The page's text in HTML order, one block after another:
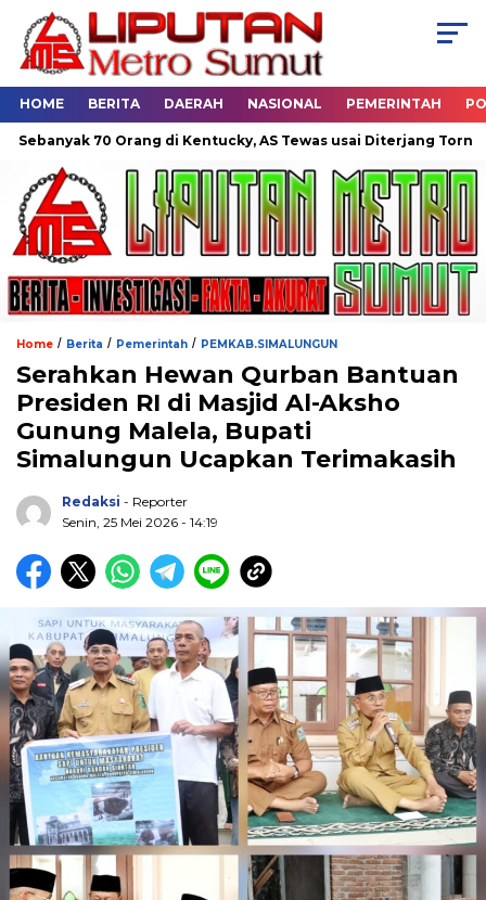
HOME BERITA DAERAH NASIONAL PEMERINTAH
70 Orang di Kentucky, AS Tewas usai Diterjang Tornado Dahsyat
Home / Berita / Pemerintah / PEMKAB.SIMALUNGUN
Serahkan Hewan Qurban Bantuan
Presiden RI di Masjid Al-Aksho
Gunung Malela, Bupati
Simalungun Ucapkan Terimakasih
Redaksi - Reporter
Senin, 25 Mei 2026 - 14:19